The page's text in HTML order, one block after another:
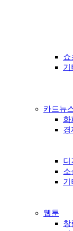
쇼
기
카드뉴
화
경
디
소
기
웹툰
창